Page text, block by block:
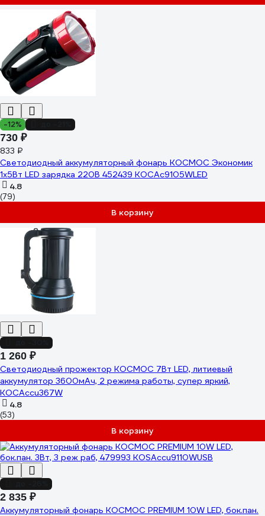
-12%
730 ₽
833 ₽
Светодиодный аккумуляторный фонарь КОСМОС Экономик
1х5Вт LED зарядка 220В 452439 KOCAc9105WLED
4.8
(79)
В корзину
1 260 ₽
Светодиодный прожектор КОСМОС 7Вт LED, литиевый
аккумулятор 3600мАч, 2 режима работы, супер яркий,
KOCAccu367W
4.8
(53)
В корзину
2 835 ₽
Аккумуляторный фонарь КОСМОС PREMIUM 10W LED, бок.пан.